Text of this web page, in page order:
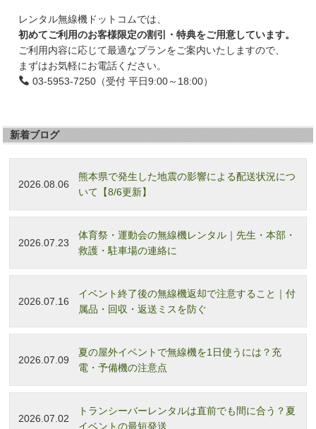
レンタル無線機ドットコムでは、
初めてご利用のお客様限定の割引・特典をご用意しています。
ご利用内容に応じて最適なプランをご案内いたしますので、
まずはお気軽にお電話ください。
03-5953-7250（受付 平日9:00～18:00）
新着ブログ
2026.08.06
熊本県で発生した地震の影響による配送状況につ
いて【8/6更新】
2026.07.23
体育祭・運動会の無線機レンタル｜先生・本部・
救護・駐車場の連絡に
2026.07.16
イベント終了後の無線機返却で注意すること｜付
属品・回収・返送ミスを防ぐ
2026.07.09
夏の屋外イベントで無線機を1日使うには？充
電・予備機の注意点
2026.07.02
トランシーバーレンタルは直前でも間に合う？夏
イベントの最短発送